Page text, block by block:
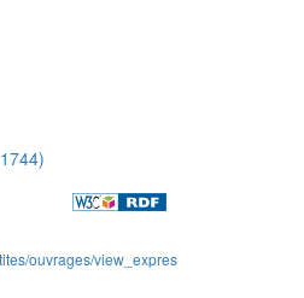
ouvrages/view_expres